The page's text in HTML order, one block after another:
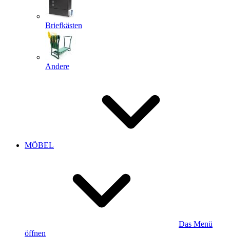
Briefkästen
Andere
MÖBEL
Das Menü
öffnen